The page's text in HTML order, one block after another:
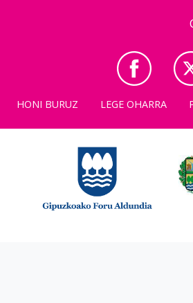
HONI BURUZ LEGE OHARRA